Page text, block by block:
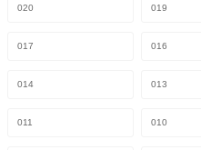
020 019
017 016
014 013
011 010